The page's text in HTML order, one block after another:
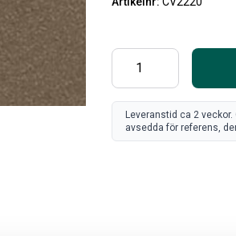
Leveranstid ca 2
avsedda för referens,